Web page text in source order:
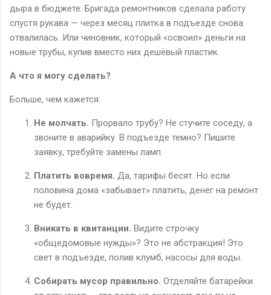
дыра в бюджете. Бригада ремонтников сделала работу
спустя рукава — через месяц плитка в подъезде снова
отвалилась. Или чиновник, который «освоил» деньги на
новые трубы, купив вместо них дешёвый пластик.
А что я могу сделать?
Больше, чем кажется:
Не молчать. Прорвало трубу? Не стучите соседу, а
звоните в аварийку. В подъезде темно? Пишите
заявку, требуйте замены ламп.
Платить вовремя. Да, тарифы бесят. Но если
половина дома «забывает» платить, денег на ремонт
не будет.
Вникать в квитанции. Видите строчку
«общедомовые нужды»? Это не абстракция! Это
свет в подъезде, полив клумб, насосы для воды.
Собирать мусор правильно. Отделяйте батарейки